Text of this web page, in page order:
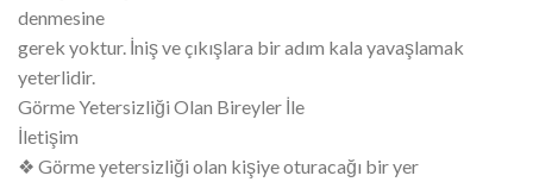
denmesine
gerek yoktur. İniş ve çıkışlara bir adım kala yavaşlamak
yeterlidir.
Görme Yetersizliği Olan Bireyler İle
İletişim
❖ Görme yetersizliği olan kişiye oturacağı bir yer